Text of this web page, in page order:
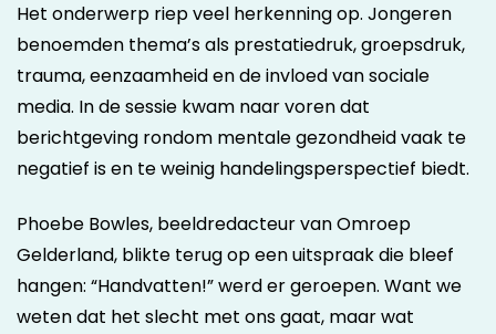
Het onderwerp riep veel herkenning op. Jongeren
benoemden thema’s als prestatiedruk, groepsdruk,
trauma, eenzaamheid en de invloed van sociale
media. In de sessie kwam naar voren dat
berichtgeving rondom mentale gezondheid vaak te
negatief is en te weinig handelingsperspectief biedt.
Phoebe Bowles, beeldredacteur van Omroep
Gelderland, blikte terug op een uitspraak die bleef
hangen: “Handvatten!” werd er geroepen. Want we
weten dat het slecht met ons gaat, maar wat